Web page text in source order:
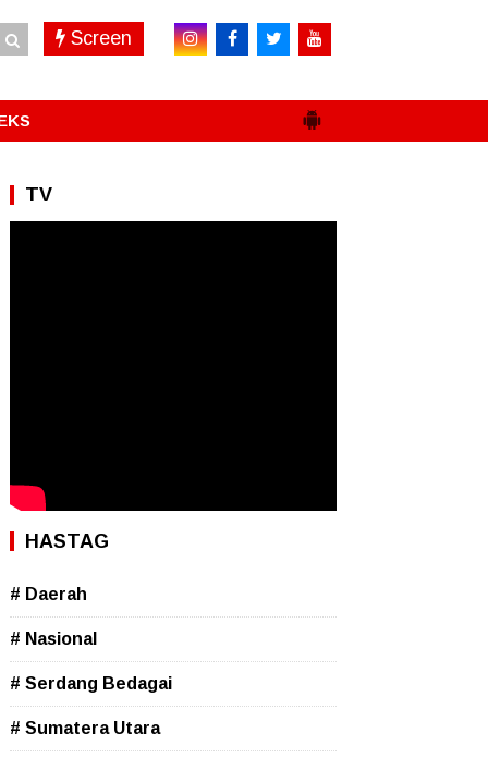
Screen
TV
HASTAG
# Daerah
# Nasional
# Serdang Bedagai
# Sumatera Utara